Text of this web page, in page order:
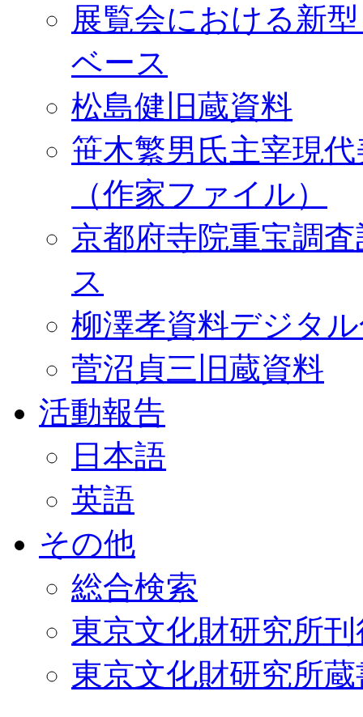
展覧会における新
ベース
松島健旧蔵資料
笹木繁男氏主宰現
（作家ファイル）
京都府寺院重宝調
ス
柳澤孝資料デジタ
菅沼貞三旧蔵資料
活動報告
日本語
英語
その他
総合検索
東京文化財研究所
東京文化財研究所